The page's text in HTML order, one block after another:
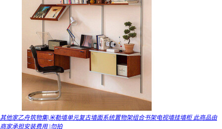
其他家乙舟筑物集|米勒墙单元复古墙面系统置物架组合书架电视墙挂墙柜 此商品由
商家承担安装费用 |勿拍